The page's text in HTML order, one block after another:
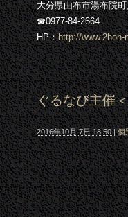
大分県由布市湯布院
☎0977-84-2664
HP：http://
ぐるなび主催
2016年10月 7日 18:50| 個